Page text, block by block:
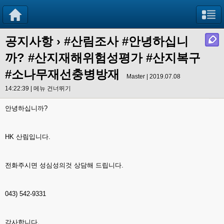
공지사항› #산림조사 #안녕하십니
까? #산지재해위험성평가 #산지복구
#소나무재선충병방재
Master | 2019.07.08
14:22:39 | 메뉴 건너뛰기
안녕하십니까?
HK 산림입니다.
전화주시면 성심성의것 상담해 드립니다.
043) 542-9331
감사합니다.